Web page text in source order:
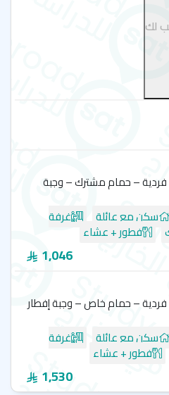
المكثفة
توركاي
لك
– حمام مشترك – وجبة
سكن مع عائلة غرفة
فطور + عشاء
1,046
– حمام خاص – وجبة إفطار
سكن مع عائلة غرفة
فطور + عشاء
1,530